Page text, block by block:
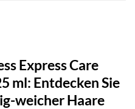
Express Care
ml: Entdecken Sie
weicher Haare